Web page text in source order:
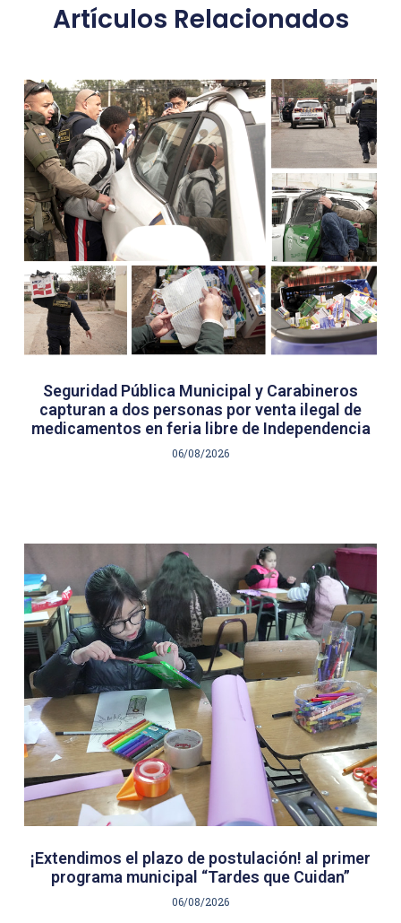
Artículos Relacionados
Seguridad Pública Municipal y Carabineros
capturan a dos personas por venta ilegal de
medicamentos en feria libre de Independencia
06/08/2026
¡Extendimos el plazo de postulación! al primer
programa municipal “Tardes que Cuidan”
06/08/2026